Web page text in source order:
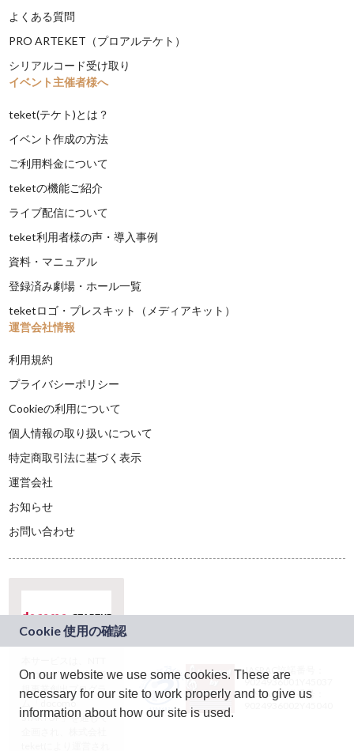
よくある質問
PRO ARTEKET（プロアルテケト）
シリアルコード受け取り
イベント主催者様へ
teket(テケト)とは？
イベント作成の方法
ご利用料金について
teketの機能ご紹介
ライブ配信について
teket利用者様の声・導入事例
資料・マニュアル
登録済み劇場・ホール一覧
teketロゴ・プレスキット（メディアキット）
運営会社情報
利用規約
プライバシーポリシー
Cookieの利用について
個人情報の取り扱いについて
特定商取引法に基づく表示
運営会社
お知らせ
お問い合わせ
ドコモグループの新
規事業創出プログラ
ム「docomo
STARTUP」を通じて
JASRAC許諾番号：
9024936001Y45037
JASRAC許諾番号：
On our website we use some cookies. These are
necessary for our site to work properly and to give us
information about how our site is used.